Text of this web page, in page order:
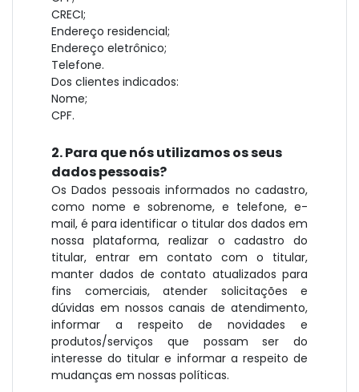
CRECI;
Endereço residencial;
Endereço eletrônico;
Telefone.
Dos clientes indicados:
Nome;
CPF.
2. Para que nós utilizamos os seus
dados pessoais?
Os Dados pessoais informados no cadastro,
como nome e sobrenome, e telefone, e-
mail, é para identificar o titular dos dados em
nossa plataforma, realizar o cadastro do
titular, entrar em contato com o titular,
manter dados de contato atualizados para
fins comerciais, atender solicitações e
dúvidas em nossos canais de atendimento,
informar a respeito de novidades e
produtos/serviços que possam ser do
interesse do titular e informar a respeito de
mudanças em nossas políticas.